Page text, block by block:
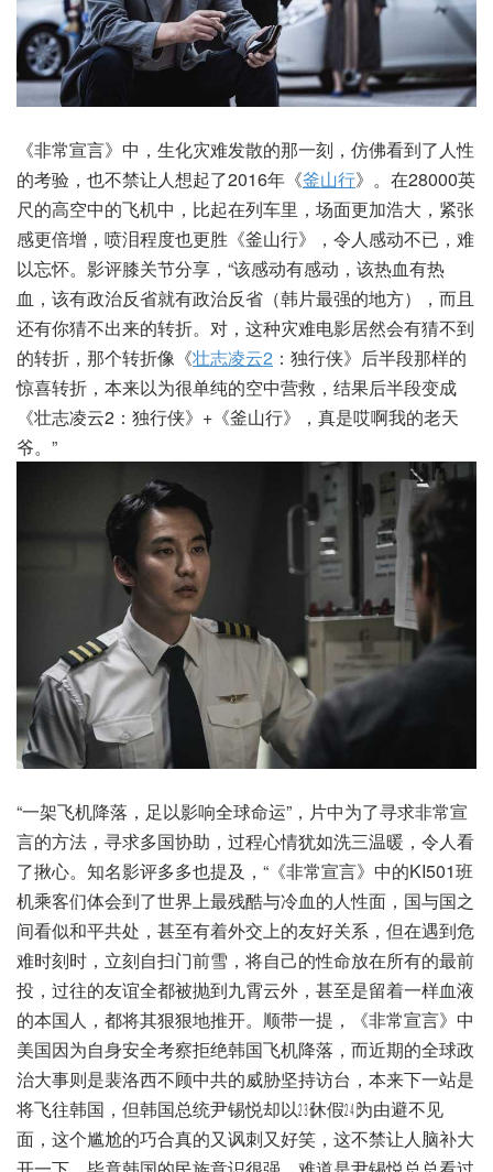
《非常宣言》中，生化灾难发散的那一刻，仿佛看到了人性
的考验，也不禁让人想起了2016年《釜山行》。在28000英
尺的高空中的飞机中，比起在列车里，场面更加浩大，紧张
感更倍增，喷泪程度也更胜《釜山行》，令人感动不已，难
以忘怀。影评膝关节分享，“该感动有感动，该热血有热
血，该有政治反省就有政治反省（韩片最强的地方），而且
还有你猜不出来的转折。对，这种灾难电影居然会有猜不到
的转折，那个转折像《壮志凌云2 ：独行侠》后半段那样的
惊喜转折，本来以为很单纯的空中营救，结果后半段变成
《壮志凌云2：独行侠》+《釜山行》，真是哎啊我的老天
爷。”
“一架飞机降落，足以影响全球命运”，片中为了寻求非常宣
言的方法，寻求多国协助，过程心情犹如洗三温暖，令人看
了揪心。知名影评多多也提及，“《非常宣言》中的KI501班
机乘客们体会到了世界上最残酷与冷血的人性面，国与国之
间看似和平共处，甚至有着外交上的友好关系，但在遇到危
难时刻时，立刻自扫门前雪，将自己的性命放在所有的最前
投，过往的友谊全都被抛到九霄云外，甚至是留着一样血液
的本国人，都将其狠狠地推开。顺带一提，《非常宣言》中
美国因为自身安全考察拒绝韩国飞机降落，而近期的全球政
治大事则是裴洛西不顾中共的威胁坚持访台，本来下一站是
将飞往韩国，但韩国总统尹锡悦却以㏶休假㏷为由避不见
面，这个尴尬的巧合真的又讽刺又好笑，这不禁让人脑补大